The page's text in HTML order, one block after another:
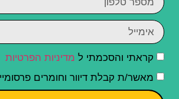
קראתי והסכמתי ל מדיניות הפרטיות
מאשר/ת קבלת דיוור וחומרים